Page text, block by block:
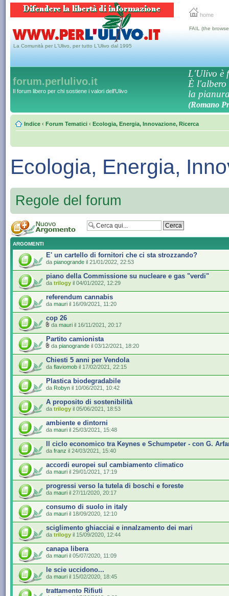
home
La Comunità per L'Ulivo, per tutto L'Ulivo dal 1995
FAIL (the
forum.perlulivo.it
Il forum libero per chi sostiene i valori dell'Ulivo
L'Ulivo è
È l'albero
la
(Romano
Indice ‹ Forum Tematici ‹ Ecologia, Energia, Innovazione, Ricerca
Ecologia, Energia,
Regole del forum
ARGOMENTI
E' un cartello di fornitori che ci sta strozzando?
da pianogrande il 21/01/2022, 22:53
piano della Commissione su nucleare e gas "verdi"
da trilogy il 04/01/2022, 12:29
referendum cannabis
da mauri il 16/09/2021, 11:20
cop 26
da mauri il 16/11/2021, 20:17
Partito camionista
da pianogrande il 03/12/2021, 18:20
Chiesti 5 anni per Vendola
da flaviomob il 17/02/2021, 22:15
Plastica biodegradabile
da Robyn il 10/06/2021, 10:42
A proposito di sostenibilità
da trilogy il 05/06/2021, 18:53
ambiente e dintorni
da mauri il 25/03/2021, 15:48
Il ciclo economico tra Keynes e Schumpeter - con G.
da franz il 24/03/2021, 15:40
accordi europei sul cambiamento climatico
da mauri il 29/01/2021, 17:19
progressi verso la tutela di boschi e foreste
da mauri il 27/11/2020, 20:17
consumo di suolo in italy
da mauri il 18/09/2020, 12:10
sciglimento ghiacciai e innalzamento dei mari
da trilogy il 15/09/2020, 12:44
canapa libera
da mauri il 05/07/2020, 11:09
le scie uccidono...
da mauri il 15/02/2020, 18:45
trattamento Rifiuti